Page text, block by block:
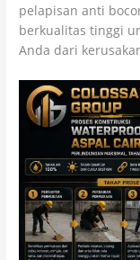
pelapisan anti
berkualitas tinggi
Anda dari